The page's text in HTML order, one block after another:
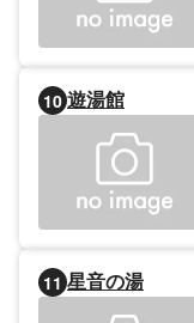
10 遊湯館
11 星音の湯